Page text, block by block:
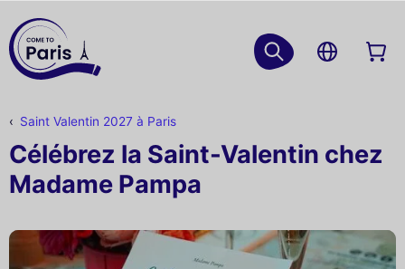
Saint Valentin 2027 à Paris
Célébrez la Saint-Valentin chez
Madame Pampa